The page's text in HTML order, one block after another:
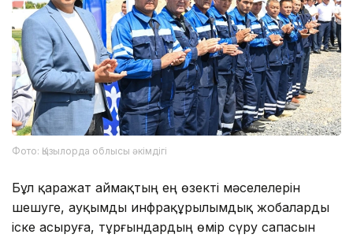
Фото: Қызылорда облысы әкімдігі
Бұл қаражат аймақтың ең өзекті мәселелерін
шешуге, ауқымды инфрақұрылымдық жобаларды
іске асыруға, тұрғындардың өмір сүру сапасын